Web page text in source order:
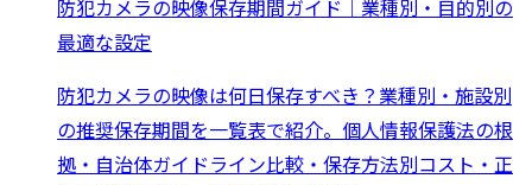
防犯カメラの映像保存期間ガイド｜業種別・目的別の
最適な設定
防犯カメラの映像は何日保存すべき？業種別・施設別
の推奨保存期間を一覧表で紹介。個人情報保護法の根
拠・自治体ガイドライン比較・保存方法別コスト・正